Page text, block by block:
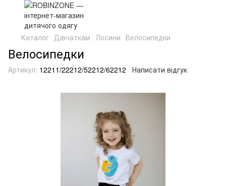
Каталог Дівчаткам Лосини Велосипедки
Велосипедки
Артикул: 12211/22212/52212/62212 Написати відгук